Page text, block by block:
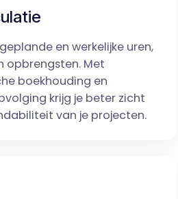
en werkelijke uren,
opbrengsten. Met
boekhouding en
krijg je beter zicht
van je projecten.